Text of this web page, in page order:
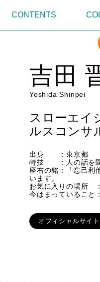
CONTENTS
吉田
Yoshida Shinpei
スローエイ
ルスコンサ
出身 ：東京都
特技 ：人の話を
座右の銘：「忘己利
います。
お気に入りの場所
今はまっていること
オフィシャルサイト